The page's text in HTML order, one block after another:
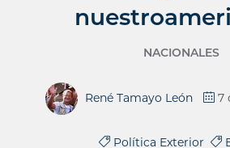
NACIONALES
René Tamayo León 7
Política Exterior